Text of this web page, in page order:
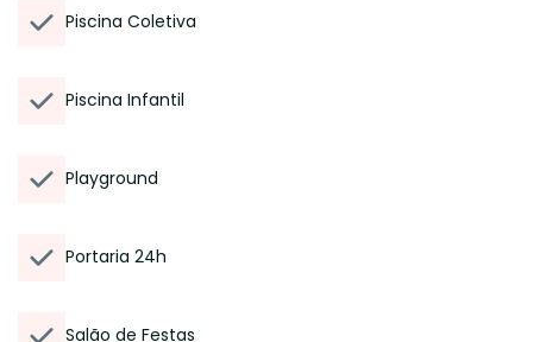
Piscina Coletiva
Piscina Infantil
Playground
Portaria 24h
Salão de Festas